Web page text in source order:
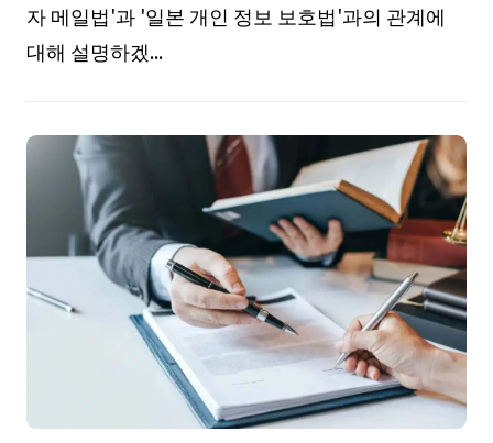
자 메일법'과 '일본 개인 정보 보호법'과의 관계에
대해 설명하겠...